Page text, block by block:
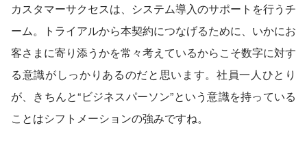
カスタマーサクセスは、システム導入のサポートを行うチ
ーム。トライアルから本契約につなげるために、いかにお
客さまに寄り添うかを常々考えているからこそ数字に対す
る意識がしっかりあるのだと思います。社員一人ひとり
が、きちんと“ビジネスパーソン”という意識を持っている
ことはシフトメーションの強みですね。